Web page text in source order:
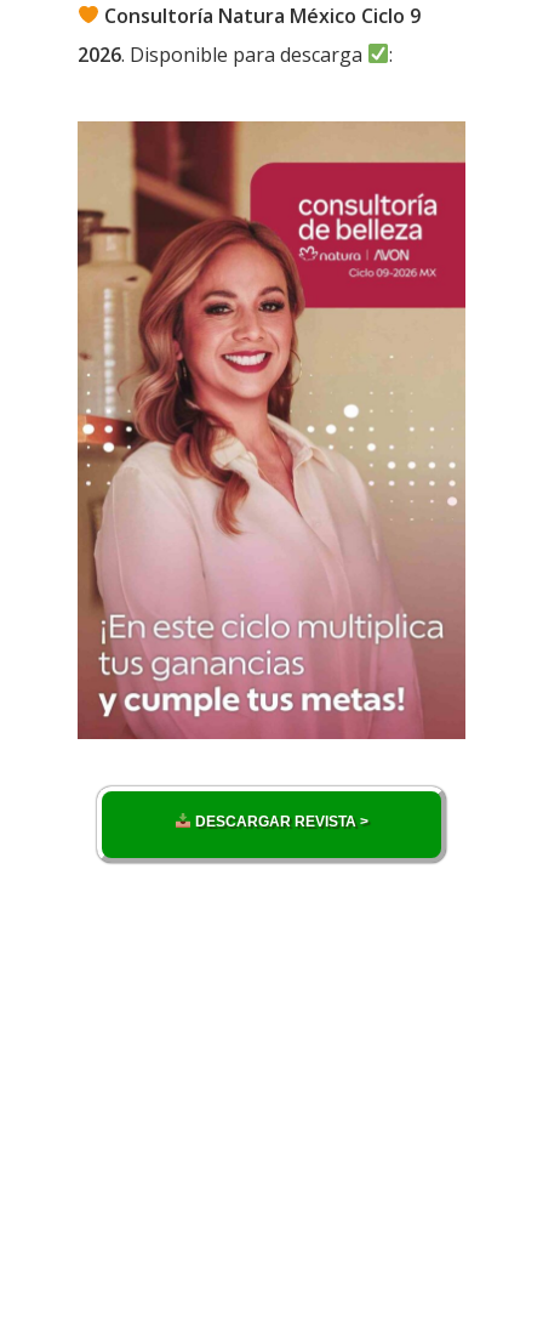
Consultoría Natura México Ciclo 9
2026. Disponible para descarga :
DESCARGAR REVISTA >